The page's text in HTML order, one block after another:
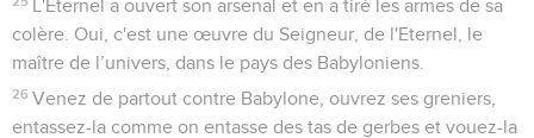
L'Eternel a ouvert son arsenal et en a tiré les armes de sa
colère. Oui, c'est une œuvre du Seigneur, de l'Eternel, le
maître de l’univers, dans le pays des Babyloniens.
26 Venez de partout contre Babylone, ouvrez ses greniers,
entassez-la comme on entasse des tas de gerbes et vouez-la